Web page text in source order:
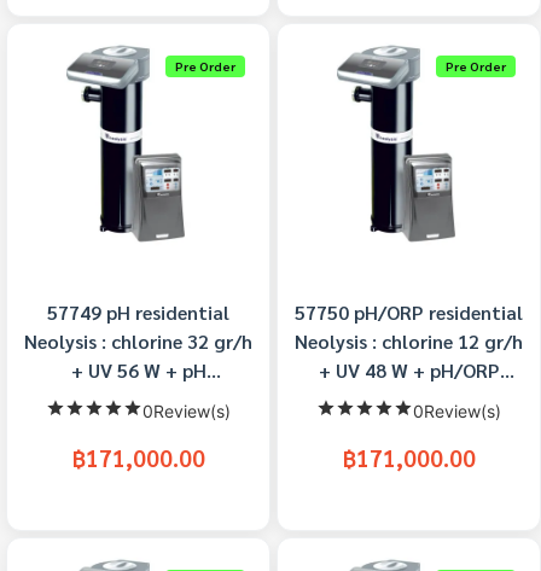
Pre Order
57749 pH residential
Neolysis : chlorine 32 gr/h
+ UV 56 W + pH
Astralpool0Review(s)
฿171,000.00
Pre Order
57750 pH/ORP residential
Neolysis : chlorine 12 gr/h
+ UV 48 W + pH/ORP
Astralpool0Review(s)
฿171,000.00